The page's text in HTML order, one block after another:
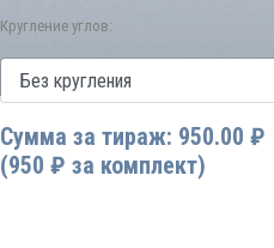
Кругление углов:
Сумма за тираж: 950.00 ₽
(950 ₽ за комплект)